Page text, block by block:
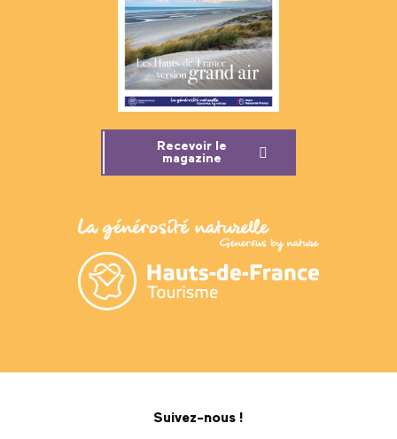
Recevoir le
magazine
Suivez-nous !